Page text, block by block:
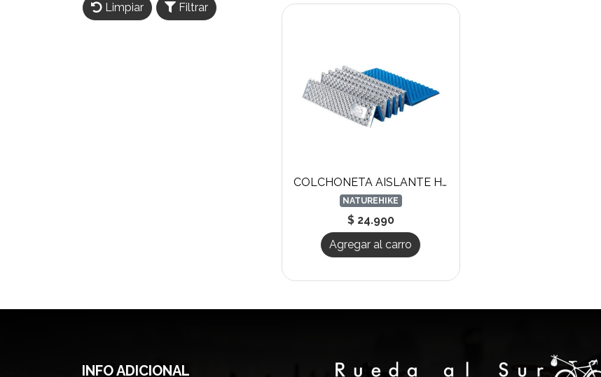
Limpiar Filtrar
COLCHONETA AISLANTE HUEVO
NATUREHIKE
$ 24.990
Agregar al carro
INFO ADICIONAL